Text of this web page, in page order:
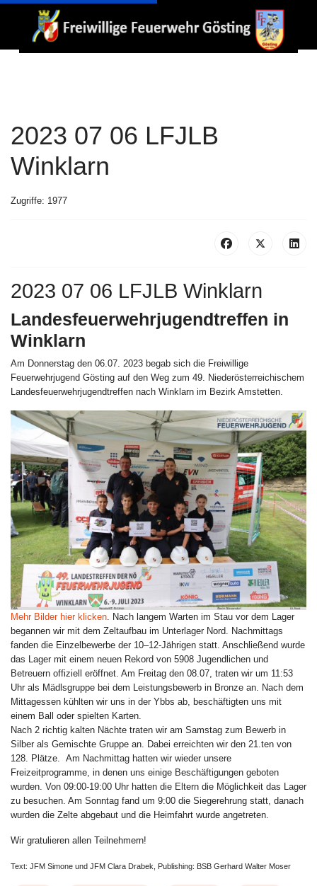
2023 07 06 LFJLB
Winklarn
Zugriffe: 1977
2023 07 06 LFJLB Winklarn
Landesfeuerwehrjugendtreffen in
Winklarn
Am Donnerstag den 06.07. 2023 begab sich die Freiwillige
Feuerwehrjugend Gösting auf den Weg zum 49. Niederösterreichischem
Landesfeuerwehrjugendtreffen nach Winklarn im Bezirk Amstetten.
Mehr Bilder hier klicken. Nach langem Warten im Stau vor dem Lager
begannen wir mit dem Zeltaufbau im Unterlager Nord. Nachmittags
fanden die Einzelbewerbe der 10–12-Jährigen statt. Anschließend wurde
das Lager mit einem neuen Rekord von 5908 Jugendlichen und
Betreuern offiziell eröffnet. Am Freitag den 08.07, traten wir um 11:53
Uhr als Mädlsgruppe bei dem Leistungsbewerb in Bronze an. Nach dem
Mittagessen kühlten wir uns in der Ybbs ab, beschäftigten uns mit
einem Ball oder spielten Karten.
Nach 2 richtig kalten Nächte traten wir am Samstag zum Bewerb in
Silber als Gemischte Gruppe an. Dabei erreichten wir den 21.ten von
128. Plätze. Am Nachmittag hatten wir wieder unsere
Freizeitprogramme, in denen uns einige Beschäftigungen geboten
wurden. Von 09:00-19:00 Uhr hatten die Eltern die Möglichkeit das Lager
zu besuchen. Am Sonntag fand um 9:00 die Siegerehrung statt, danach
wurden die Zelte abgebaut und die Heimfahrt wurde angetreten.
Wir gratulieren allen Teilnehmern!
Text: JFM Simone und JFM Clara Drabek, Publishing: BSB Gerhard Walter Moser